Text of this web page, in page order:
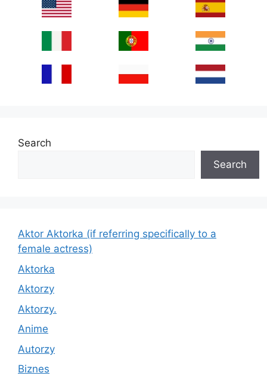
Search
Search
Aktor Aktorka (if referring specifically to a
female actress)
Aktorka
Aktorzy
Aktorzy.
Anime
Autorzy
Biznes